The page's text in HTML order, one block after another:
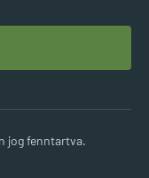
jog fenntartva.